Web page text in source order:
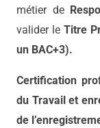
métier de
valider le Titre
un BAC+3).
Certification
du Travail et
de